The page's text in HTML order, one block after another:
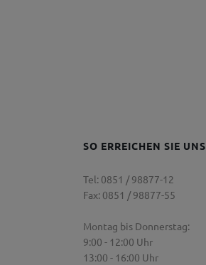
SO ERREICHEN SIE UNS
Tel: 0851 / 98877-12
Fax: 0851 / 98877-55
Montag bis Donnerstag:
9:00 - 12:00 Uhr
13:00 - 16:00 Uhr